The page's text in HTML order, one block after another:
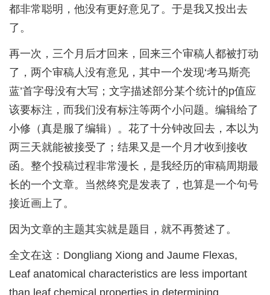
都非常聪明，他没有更好意见了。于是我又投出去
了。
再一次，三个月后才回来，回来三个审稿人都被打动
了，两个审稿人没有意见，其中一个发现‘考马斯亮
蓝’首字母没有大写；文字描述部分某个统计的p值应
该要标注，而我们没有标注等两个小问题。编辑给了
小修（真是服了编辑）。花了十分钟改回去，本以为
两三天就能被接受了；结果又是一个月才收到接收
函。整个投稿过程非常漫长，是我经历的审稿周期最
长的一个文章。当然终究是发表了，也算是一个句号
接近画上了。
因为文章的主题其实就是题目，就不再赘述了。
全文在这：Dongliang Xiong and Jaume Flexas,
Leaf anatomical characteristics are less important
than leaf chemical properties in determining